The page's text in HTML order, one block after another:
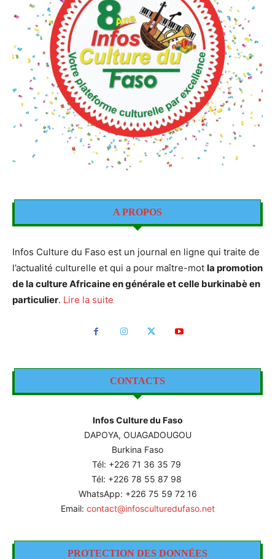
A PROPOS
Infos Culture du Faso est un journal en ligne qui traite de
l’actualité culturelle et qui a pour maître-mot la promotion
de la culture Africaine en générale et celle burkinabè en
particulier. Lire la suite
CONTACTS
Infos Culture du Faso
DAPOYA, OUAGADOUGOU
Burkina Faso
Tél: +226 71 36 35 79
Tél: +226 78 55 87 98
WhatsApp: +226 75 59 72 16
Email: contact@infosculturedufaso.net
PROTECTION DES DONNÉES